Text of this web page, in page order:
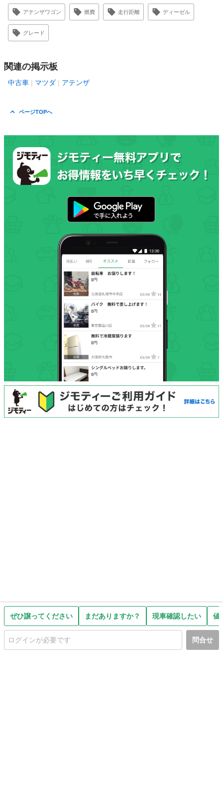
ぜひ譲ってください まだありますか？ 現車確認したい 値
問合せ
アテンザワゴン 燃費 走行距離 ディーゼル
グレード
関連の掲示板
中古車 マツダ アテンザ
ページTOPへ